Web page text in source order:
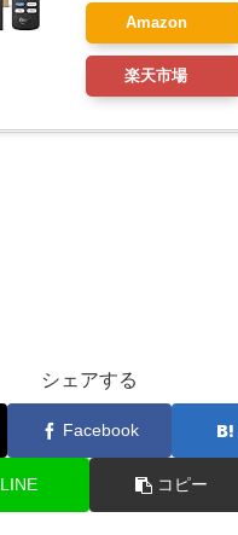
Amazon
楽天市場
シェアする
Facebook
LINE コピー